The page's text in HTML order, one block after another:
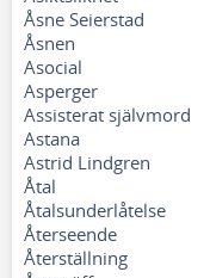
Åsne Seierstad
Åsnen
Asocial
Asperger
Assisterat självmord
Astana
Astrid Lindgren
Åtal
Åtalsunderlåtelse
Återseende
Återställning